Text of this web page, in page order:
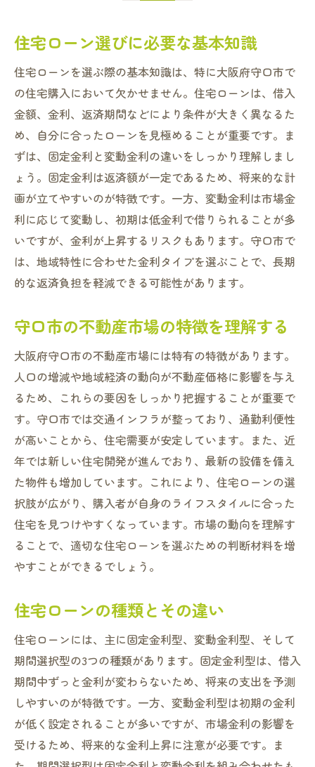
金利変動が与える影響を理解する
固定金利と変動金利のメリット・デメリッ
ト
守口市のローン市場に影響を与える要因
金利情報を効果的に活用する術
過去の金利動向と将来の予測
ライフスタイルに合わせた住宅ローンプランの
選び方
ライフスタイルを考慮したローンプランの
選定
家族構成と住宅ローンの関係性
可変型ローンと固定型ローンの選択方法
ライフイベントと住宅ローンの調整
個別相談で理想のプランを見つける
予算に最適な住宅ローンを見つけるための重要
なポイント
予算設定の基本と注意点
収入に応じた返済計画の策定
頭金の重要性とその準備方法
毎月の支出とローン返済のバランス
クレジットスコアの改善方法
ローン借入可能額の計算方法
特性
守口市の地価動向とその影響
地域別の住宅ローン条件の違い
都市計画と住宅購入の関連性
教育環境と住宅購入の選択肢
交通アクセスが与える住宅価値の影響
住環境に対する住宅ローンの影響
住宅ローン選びに必要な基本知識
住宅ローンを選ぶ際の基本知識は、特に大阪府守口市で
の住宅購入において欠かせません。住宅ローンは、借入
金額、金利、返済期間などにより条件が大きく異なるた
め、自分に合ったローンを見極めることが重要です。ま
ずは、固定金利と変動金利の違いをしっかり理解しまし
ょう。固定金利は返済額が一定であるため、将来的な計
画が立てやすいのが特徴です。一方、変動金利は市場金
利に応じて変動し、初期は低金利で借りられることが多
いですが、金利が上昇するリスクもあります。守口市で
は、地域特性に合わせた金利タイプを選ぶことで、長期
的な返済負担を軽減できる可能性があります。
守口市の不動産市場の特徴を理解する
大阪府守口市の不動産市場には特有の特徴があります。
人口の増減や地域経済の動向が不動産価格に影響を与え
るため、これらの要因をしっかり把握することが重要で
す。守口市では交通インフラが整っており、通勤利便性
が高いことから、住宅需要が安定しています。また、近
年では新しい住宅開発が進んでおり、最新の設備を備え
た物件も増加しています。これにより、住宅ローンの選
択肢が広がり、購入者が自身のライフスタイルに合った
住宅を見つけやすくなっています。市場の動向を理解す
ることで、適切な住宅ローンを選ぶための判断材料を増
やすことができるでしょう。
住宅ローンの種類とその違い
住宅ローンには、主に固定金利型、変動金利型、そして
期間選択型の3つの種類があります。固定金利型は、借入
期間中ずっと金利が変わらないため、将来の支出を予測
しやすいのが特徴です。一方、変動金利型は初期の金利
が低く設定されることが多いですが、市場金利の影響を
受けるため、将来的な金利上昇に注意が必要です。ま